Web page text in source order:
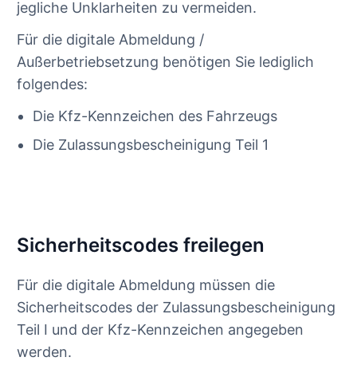
jegliche Unklarheiten zu vermeiden.
Für die digitale Abmeldung /
Außerbetriebsetzung benötigen Sie lediglich
folgendes:
Die Kfz-Kennzeichen des Fahrzeugs
Die Zulassungsbescheinigung Teil 1
Sicherheitscodes freilegen
Für die digitale Abmeldung müssen die
Sicherheitscodes der Zulassungsbescheinigung
Teil I und der Kfz-Kennzeichen angegeben
werden.